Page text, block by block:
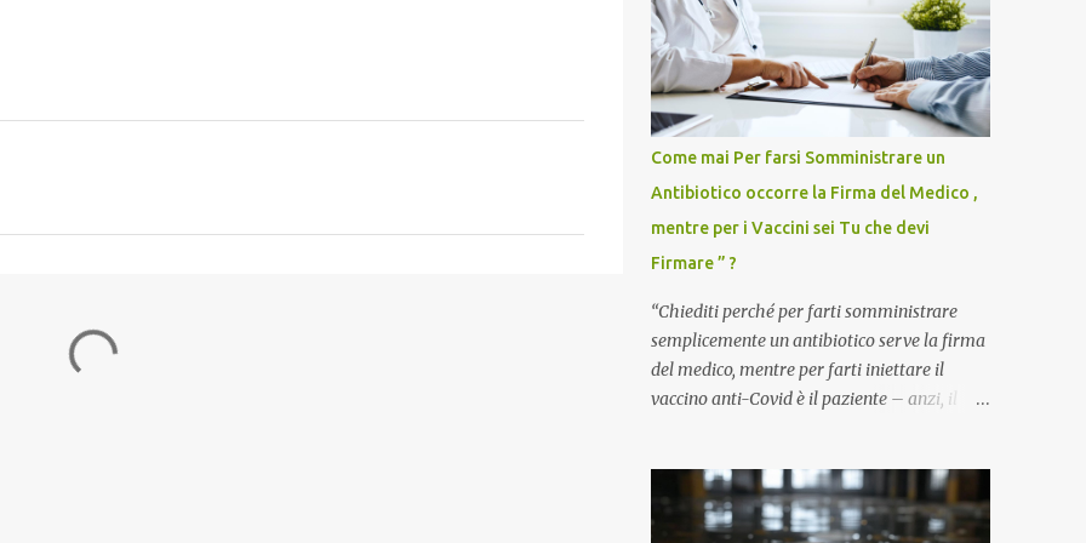
Come mai Per farsi Somministrare un
Antibiotico occorre la Firma del Medico ,
mentre per i Vaccini sei Tu che devi
Firmare ” ?
“Chiediti perché per farti somministrare
semplicemente un antibiotico serve la firma
del medico, mentre per farti iniettare il
vaccino anti-Covid è il paziente – anzi, il
domanda tanto semplice quanto devastante
quella posta dal dottor Andrea Stramezzi,